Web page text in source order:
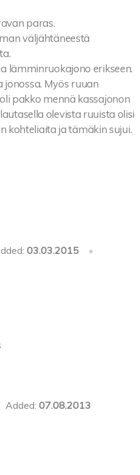
paras.
väljähtäneestä
lämminruokajono erikseen.
jonossa. Myös ruuan
pakko mennä kassajonon
olevista ruuista olisi
kohteliaita ja tämäkin sujui.
03.03.2015
•
Added:07.08.2013